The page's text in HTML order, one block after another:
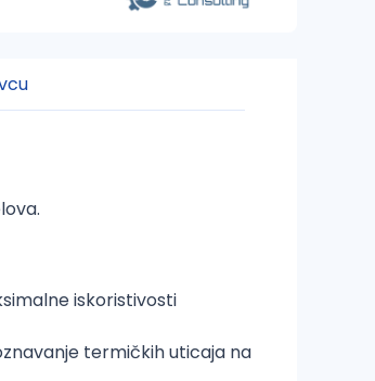
iskoristivosti
termičkih uticaja na